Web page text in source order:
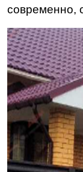
современно,